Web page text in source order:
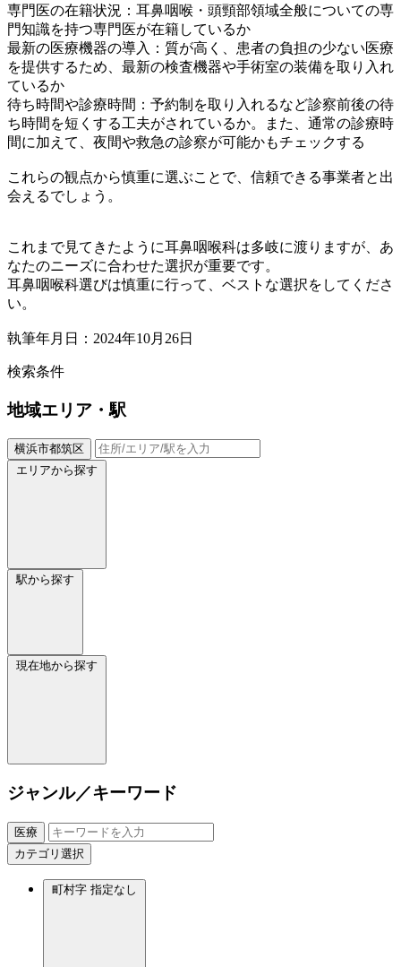
専門医の在籍状況：耳鼻咽喉・頭頸部領域全般についての専
門知識を持つ専門医が在籍しているか
最新の医療機器の導入：質が高く、患者の負担の少ない医療
を提供するため、最新の検査機器や手術室の装備を取り入れ
ているか
待ち時間や診療時間：予約制を取り入れるなど診察前後の待
ち時間を短くする工夫がされているか。また、通常の診療時
間に加えて、夜間や救急の診察が可能かもチェックする
これらの観点から慎重に選ぶことで、信頼できる事業者と出
会えるでしょう。
これまで見てきたように耳鼻咽喉科は多岐に渡りますが、あ
なたのニーズに合わせた選択が重要です。
耳鼻咽喉科選びは慎重に行って、ベストな選択をしてくださ
い。
執筆年月日：2024年10月26日
検索条件
地域エリア・駅
横浜市都筑区
エリアから探す
駅から探す
現在地から探す
ジャンル／キーワード
医療
カテゴリ選択
町村字 指定なし